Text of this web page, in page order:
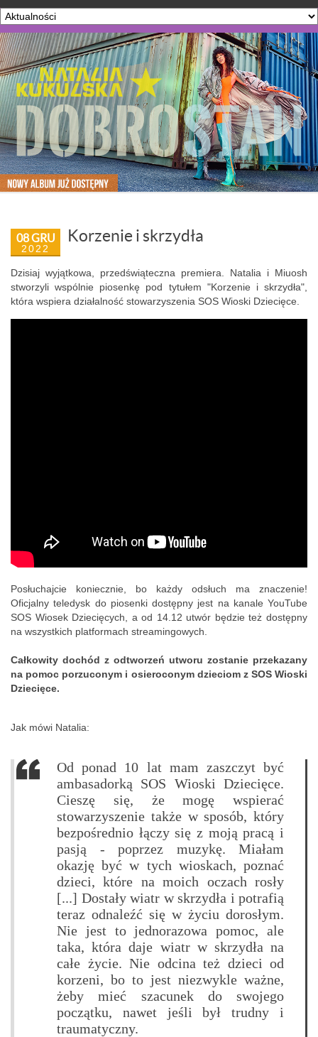
08 GRU
2022
Korzenie i skrzydła
Dzisiaj wyjątkowa, przedświąteczna premiera. Natalia i Miuosh
stworzyli wspólnie piosenkę pod tytułem "Korzenie i skrzydła",
która wspiera działalność stowarzyszenia SOS Wioski Dziecięce.
Posłuchajcie koniecznie, bo każdy odsłuch ma znaczenie!
Oficjalny teledysk do piosenki dostępny jest na kanale YouTube
SOS Wiosek Dziecięcych, a od 14.12 utwór będzie też dostępny
na wszystkich platformach streamingowych.
Całkowity dochód z odtworzeń utworu zostanie przekazany
na pomoc porzuconym i osieroconym dzieciom z SOS Wioski
Dziecięce.
Jak mówi Natalia:
Od ponad 10 lat mam zaszczyt być
ambasadorką SOS Wioski Dziecięce.
Cieszę się, że mogę wspierać
stowarzyszenie także w sposób, który
bezpośrednio łączy się z moją pracą i
pasją - poprzez muzykę. Miałam
okazję być w tych wioskach, poznać
dzieci, które na moich oczach rosły
[...] Dostały wiatr w skrzydła i potrafią
teraz odnaleźć się w życiu dorosłym.
Nie jest to jednorazowa pomoc, ale
taka, która daje wiatr w skrzydła na
całe życie. Nie odcina też dzieci od
korzeni, bo to jest niezwykle ważne,
żeby mieć szacunek do swojego
początku, nawet jeśli był trudny i
traumatyczny.